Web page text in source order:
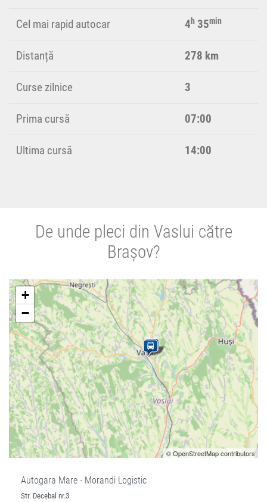
Cel mai rapid autocar 4h 35min
Distanță 278 km
Curse zilnice 3
Prima cursă 07:00
Ultima cursă 14:00
De unde pleci din Vaslui către
Brașov?
+
−
© OpenStreetMap contributors
Autogara Mare - Morandi Logistic
Str. Decebal nr.3